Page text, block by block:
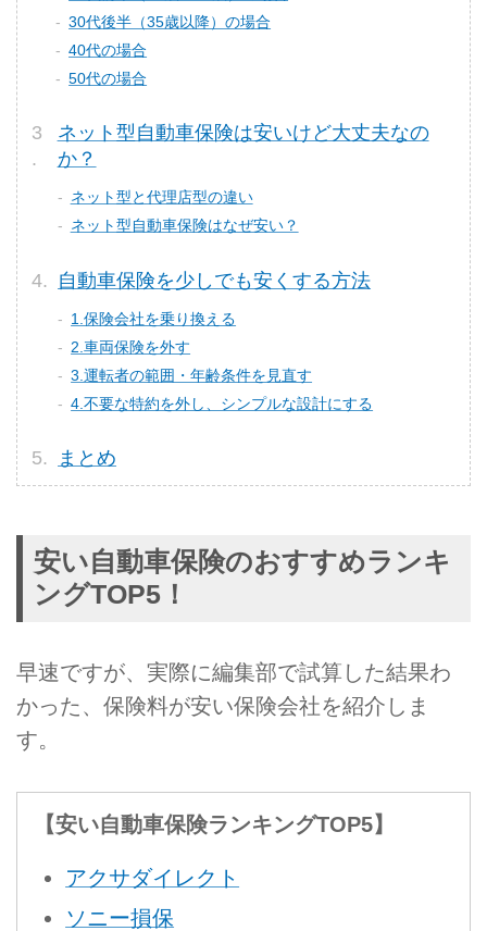
30代後半（35歳以降）の場合
40代の場合
50代の場合
ネット型自動車保険は安いけど大丈夫なの
か？
ネット型と代理店型の違い
ネット型自動車保険はなぜ安い？
自動車保険を少しでも安くする方法
1.保険会社を乗り換える
2.車両保険を外す
3.運転者の範囲・年齢条件を見直す
4.不要な特約を外し、シンプルな設計にする
まとめ
安い自動車保険のおすすめランキ
ングTOP5！
早速ですが、実際に編集部で試算した結果わ
かった、保険料が安い保険会社を紹介しま
す。
【安い自動車保険ランキングTOP5】
アクサダイレクト
ソニー損保